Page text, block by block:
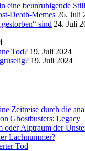
eine beunruhigende
Death-Memes 26. Juli
sind 24. Juli
Tod? 19. Juli 2024
19. Juli 2024
Zeitreise durch die
Ghostbusters: Legacy
oder Alptraum der
Lachnummer?
Tod